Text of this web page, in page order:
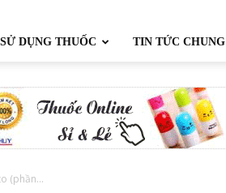
SỬ DỤNG THUỐC TIN TỨC CHUNG
(phần...